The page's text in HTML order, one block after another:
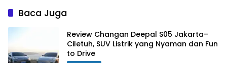
Baca Juga
Review Changan Deepal S05 Jakarta–
Ciletuh, SUV Listrik yang Nyaman dan Fun
to Drive